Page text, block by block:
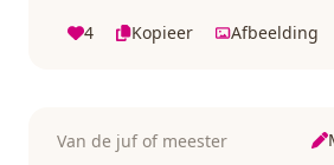
4 Kopieer Afbeelding
Van de juf of meester